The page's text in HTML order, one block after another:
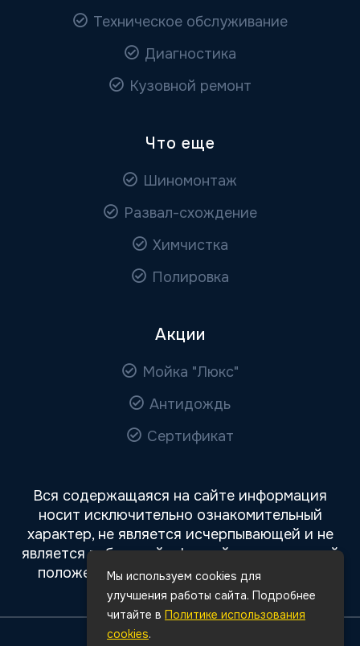
Техническое обслуживание
Диагностика
Кузовной ремонт
Что еще
Шиномонтаж
Развал-схождение
Химчистка
Полировка
Акции
Мойка "Люкс"
Антидождь
Сертификат
Вся содержащаяся на сайте информация
носит исключительно ознакомительный
характер, не является исчерпывающей и не
является публичной офертой, определяемой
положениями статьи 437 Гражданского
кодекса РФ.
Мы используем cookies для
улучшения работы сайта. Подробнее
читайте в Политике использования
cookies.